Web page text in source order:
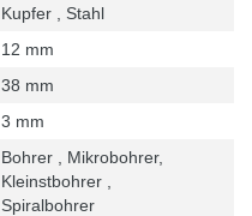
Kupfer , Stahl
12 mm
38 mm
3 mm
Bohrer , Mikrobohrer,
Kleinstbohrer ,
Spiralbohrer